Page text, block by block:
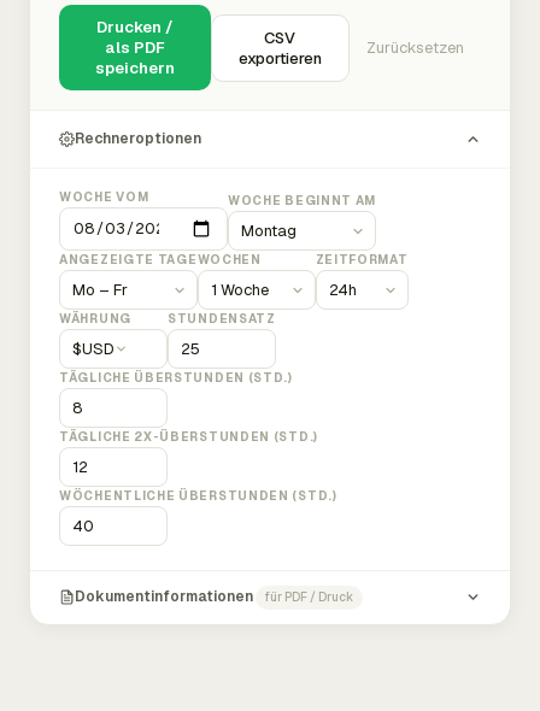
Drucken /
als PDF
speichern
CSV
exportieren
Zurücksetzen
Rechneroptionen
WOCHE VOM WOCHE BEGINNT AM
ANGEZEIGTE TAGEWOCHEN ZEITFORMAT
WÄHRUNG
$USD
STUNDENSATZ
TÄGLICHE ÜBERSTUNDEN (STD.)
TÄGLICHE 2X-ÜBERSTUNDEN (STD.)
WÖCHENTLICHE ÜBERSTUNDEN (STD.)
Dokumentinformationen für PDF / Druck